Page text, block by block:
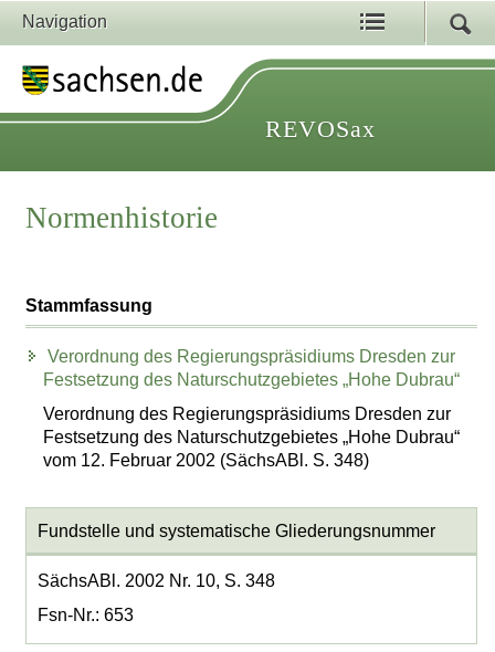
Navigation
REVOSax
Normenhistorie
Stammfassung
Verordnung des Regierungspräsidiums Dresden zur
Festsetzung des Naturschutzgebietes „Hohe Dubrau“
Verordnung des Regierungspräsidiums Dresden zur
Festsetzung des Naturschutzgebietes „Hohe Dubrau“
vom 12. Februar 2002 (SächsABl. S. 348)
Fundstelle und systematische Gliederungsnummer
SächsABl. 2002 Nr. 10, S. 348
Fsn-Nr.: 653